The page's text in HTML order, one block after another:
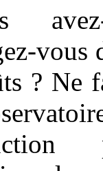
vous
? Ne